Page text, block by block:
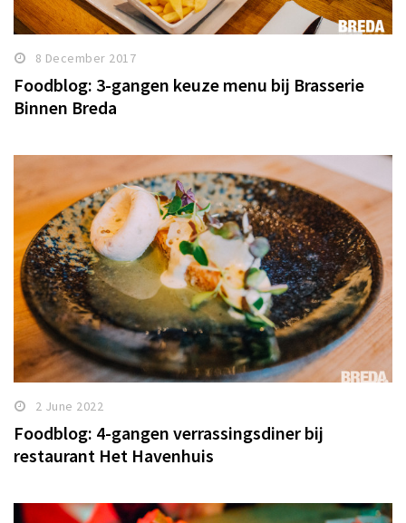
8 December 2017
Foodblog: 3-gangen keuze menu bij Brasserie
Binnen Breda
2 June 2022
Foodblog: 4-gangen verrassingsdiner bij
restaurant Het Havenhuis